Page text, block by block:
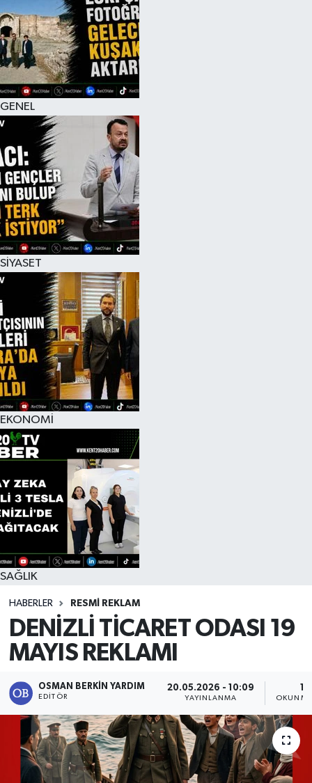
GENEL
SİYASET
EKONOMİ
SAĞLIK
HABERLER RESMİ REKLAM
DENİZLİ TİCARET ODASI 19
MAYIS REKLAMI
OSMAN BERKIN YARDIM
EDITÖR
20.05.2026 - 10:09
YAYINLANMA
RESMİ İLAN